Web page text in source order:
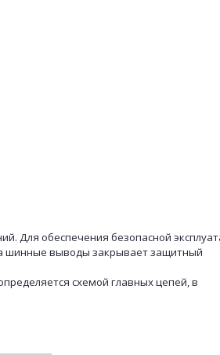
Для обеспечения безопасной
шинные выводы закрывает защитный
схемой главных цепей, в